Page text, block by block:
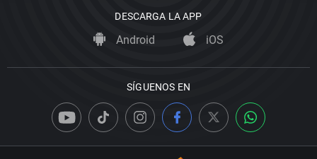
DESCARGA LA APP
Android iOS
SÍGUENOS EN